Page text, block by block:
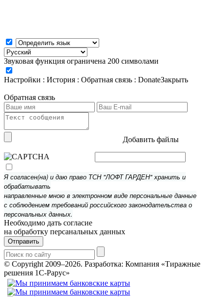
Звуковая функция ограничена 200 символами
Настройки : История : Обратная связь : DonateЗакрыть
Обратная связь
Добавить файлы
Я согласен(на) и даю право ТСН "ЛОФТ ГАРДЕН" хранить и
обрабатывать
направленные мною в электронном виде персональные данные
с соблюдением требований российского законодательства о
персональных данных.
Необходимо дать согласие
на обработку персанальных данных
Отправить
© Copyright 2009–2026. Разработка: Компания «Тиражные
решения 1С-Рарус»